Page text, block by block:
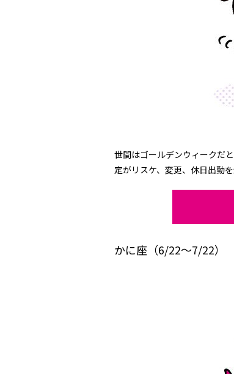
世間はゴールデンウィークだ
定がリスケ、変更、休日出勤
かに座（6/22～7/22）